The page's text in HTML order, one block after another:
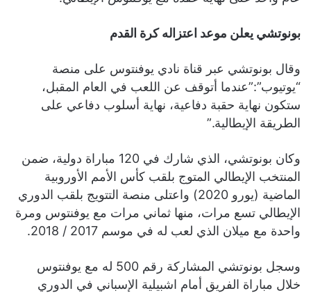
بونوتشي يعلن موعد اعتزاله كرة القدم
وقال بونوتشي عبر قناة نادي يوفنتوس على منصة
“يوتيوب”:”عندما أتوقف عن اللعب في العام المقبل،
ستكون نهاية حقبة دفاعية، نهاية أسلوب دفاعي على
الطريقة الإيطالية.”
وكان بونوتشي، الذي شارك في 120 مباراة دولية، ضمن
المنتخب الإيطالي المتوج بلقب كأس الأمم الأوروبية
الماضية (يورو 2020) واعتلى منصة التتويج بلقب الدوري
الإيطالي تسع مرات، منها ثماني مرات مع يوفنتوس ومرة
واحدة مع ميلان الذي لعب له في موسم 2017 / 2018.
وسجل بونوتشي المشاركة رقم 500 له مع يوفنتوس
خلال مباراة الفريق أمام اشبيلية الإسباني في الدوري